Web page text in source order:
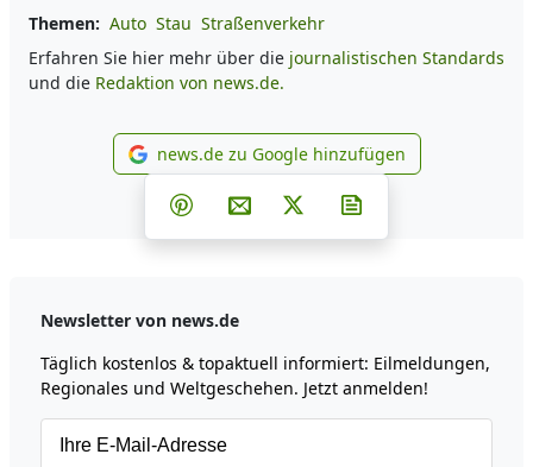
Themen: Auto Stau Straßenverkehr
Erfahren Sie hier mehr über die journalistischen Standards
und die Redaktion von news.de.
news.de zu Google
news.de zu Google hinzufügen
Teilen auf Facebook
Teilen auf Whatsapp
Teilen auf Telegram
Teilen auf Pinterest
Per E-Mail teilen
Post auf X
Newsletter von news.de
Täglich kostenlos & topaktuell informiert: Eilmeldungen,
Regionales und Weltgeschehen. Jetzt anmelden!